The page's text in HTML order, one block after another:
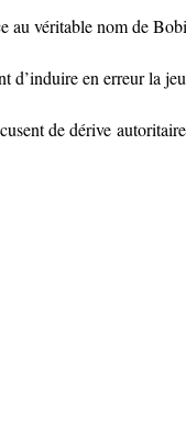
au véritable nom de
en erreur la
de dérive